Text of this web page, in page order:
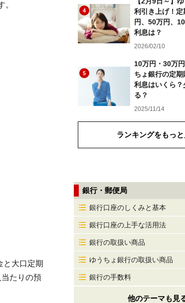
と大口定期
たりの預
4
利引き上げ！
円、50万円、
利息は？
2026/02/10
5
10万円・30万
ちょ銀行の定
利息はいくら？
る？
2025/11/14
ランキングをもっ
銀行・郵便局
銀行口座のしくみと基本
銀行口座の上手な活用法
銀行の取扱い商品
ゆうちょ銀行の取扱い商品
銀行の手数料
他のテーマも見